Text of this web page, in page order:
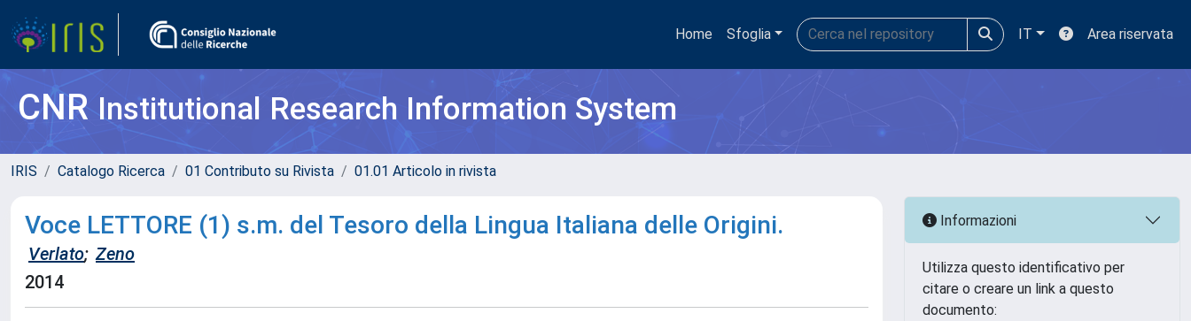
Home Sfoglia IT Area riservata
CNRInstitutional Research Information System
IRIS Catalogo Ricerca 01 Contributo su Rivista 01.01 Articolo in rivista
Voce LETTORE (1) s.m. del Tesoro della Lingua Italiana delle Origini.
Verlato; Zeno
2014
Informazioni
Utilizza questo identificativo per
citare o creare un link a questo
documento: